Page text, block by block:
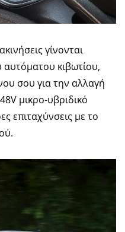
γίνονται
κιβωτίου,
σου για την αλλαγή
μικρο-υβριδικό
επιταχύνσεις με το